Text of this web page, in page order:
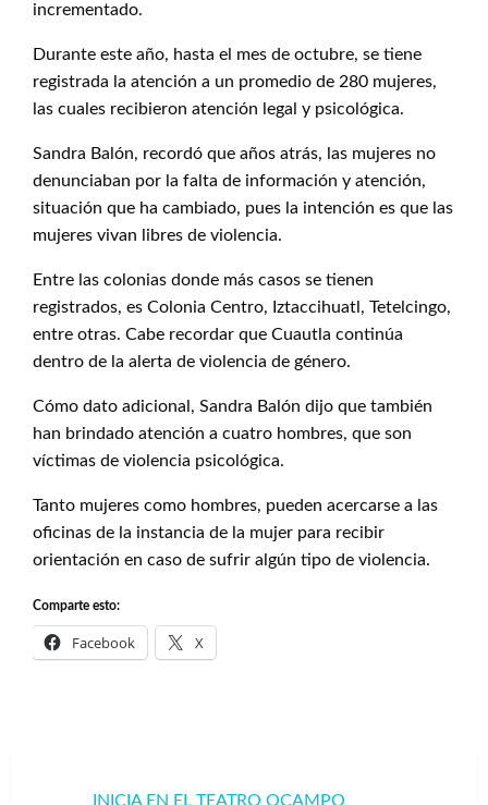
incrementado.
Durante este año, hasta el mes de octubre, se tiene
registrada la atención a un promedio de 280 mujeres,
las cuales recibieron atención legal y psicológica.
Sandra Balón, recordó que años atrás, las mujeres no
denunciaban por la falta de información y atención,
situación que ha cambiado, pues la intención es que las
mujeres vivan libres de violencia.
Entre las colonias donde más casos se tienen
registrados, es Colonia Centro, Iztaccihuatl, Tetelcingo,
entre otras. Cabe recordar que Cuautla continúa
dentro de la alerta de violencia de género.
Cómo dato adicional, Sandra Balón dijo que también
han brindado atención a cuatro hombres, que son
víctimas de violencia psicológica.
Tanto mujeres como hombres, pueden acercarse a las
oficinas de la instancia de la mujer para recibir
orientación en caso de sufrir algún tipo de violencia.
Comparte esto:
Facebook X
INICIA EN EL TEATRO OCAMPO